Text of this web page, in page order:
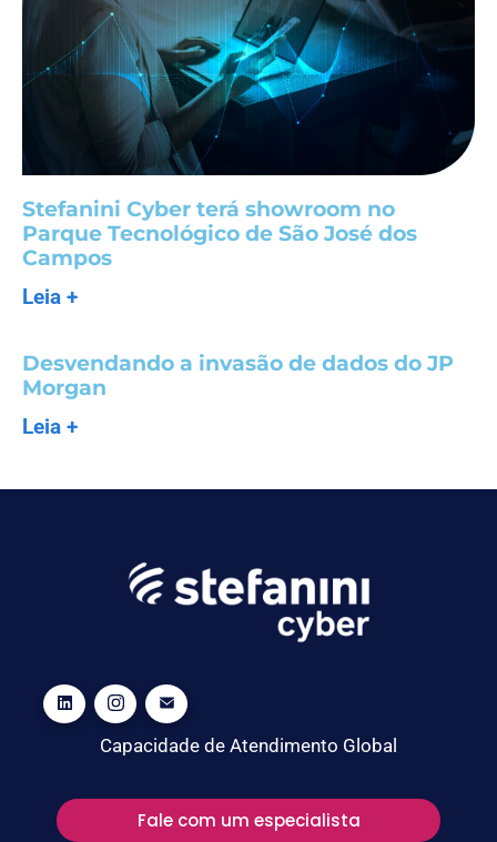
Stefanini Cyber terá showroom no
Parque Tecnológico de São José dos
Campos
Leia +
Desvendando a invasão de dados do JP
Morgan
Leia +
Capacidade de Atendimento Global
Fale com um especialista